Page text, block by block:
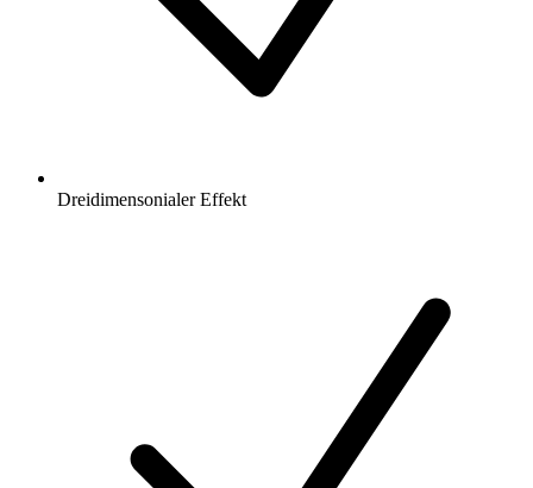
Dreidimensonialer Effekt